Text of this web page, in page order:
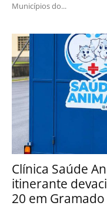
Municípios do...
Clínica Saúde
itinerante
20 em Gramado